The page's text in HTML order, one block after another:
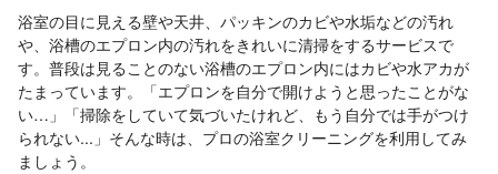
浴室の目に見える壁や天井、パッキンのカビや水垢などの汚れ
や、浴槽のエプロン内の汚れをきれいに清掃をするサービスで
す。普段は見ることのない浴槽のエプロン内にはカビや水アカが
たまっています。「エプロンを自分で開けようと思ったことがな
い…」「掃除をしていて気づいたけれど、もう自分では手がつけ
られない...」そんな時は、プロの浴室クリーニングを利用してみ
ましょう。